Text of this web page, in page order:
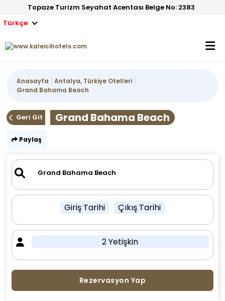
Topaze Turizm Seyahat Acentası Belge No: 2383
Türkçe
Anasayfa
Antalya, Türkiye Otelleri
Grand Bahama Beach
Geri Git Grand Bahama Beach
Paylaş
Giriş Tarihi Çıkış Tarihi
2 Yetişkin
Rezervasyon Yap